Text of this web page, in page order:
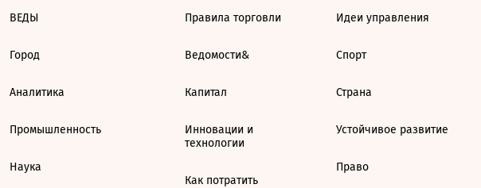
ВЕДЫ
Город
Аналитика
Промышленность
Наука
Правила торговли
Ведомости&
Капитал
Инновации и
технологии
Как потратить
Идеи управления
Спорт
Страна
Устойчивое развитие
Право